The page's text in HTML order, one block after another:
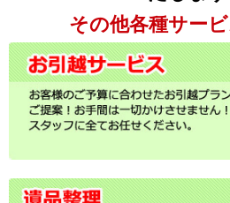
その他各種サー